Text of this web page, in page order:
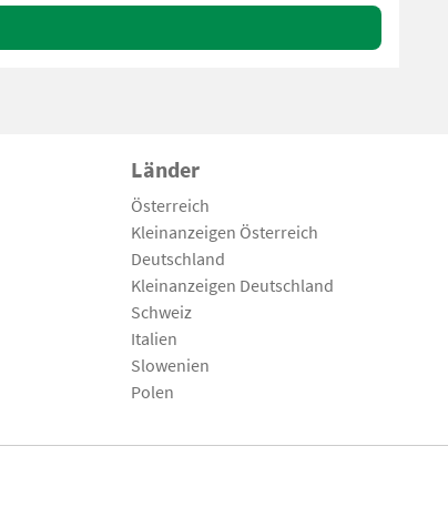
Länder
Österreich
Kleinanzeigen Österreich
Deutschland
Kleinanzeigen Deutschland
Schweiz
Italien
Slowenien
Polen